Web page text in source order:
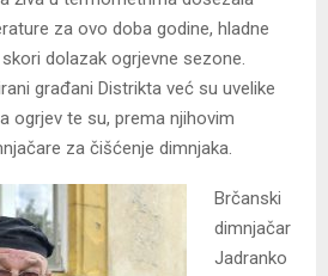
za ovo doba godine, hladne
dolazak ogrjevne sezone.
građani Distrikta već su uvelike
ogrjev te su, prema njihovim
za čišćenje dimnjaka.
Brčanski
dimnjačar
Jadranko